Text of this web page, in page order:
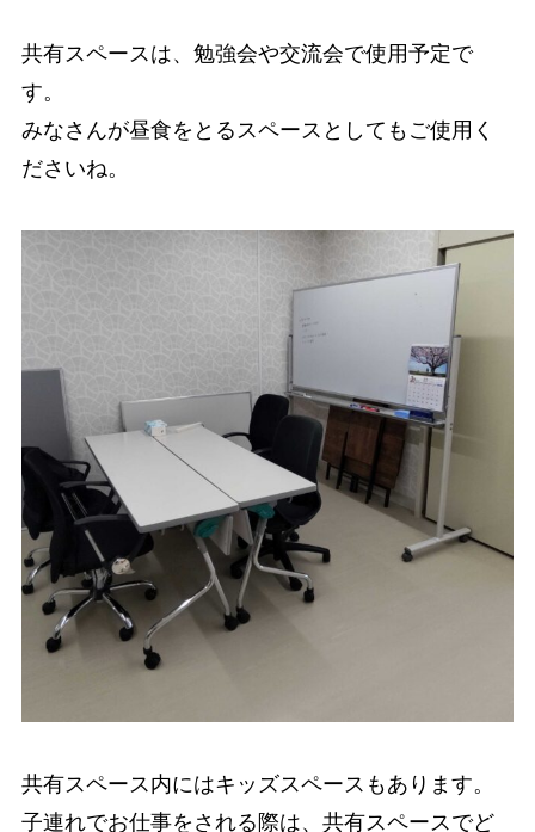
共有スペースは、勉強会や交流会で使用予定で
す。
みなさんが昼食をとるスペースとしてもご使用く
ださいね。
共有スペース内にはキッズスペースもあります。
子連れでお仕事をされる際は、共有スペースでど